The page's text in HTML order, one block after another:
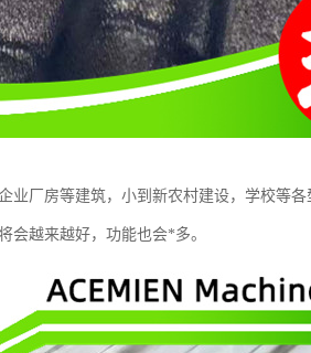
业厂房等建筑，小到新农村建设，学校等
会越来越好，功能也会*多。